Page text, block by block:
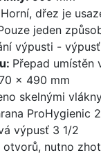
Horní, dřez je
jeden
výpusti -
Přepad umístěn
x 490 mm
skelnými
ProHygienic
výpusť 3 1/2
nutno